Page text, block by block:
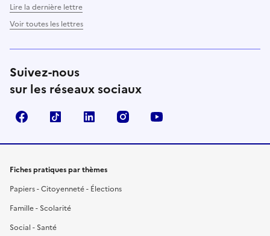
Lire la dernière lettre
Voir toutes les lettres
Suivez-nous
sur les réseaux sociaux
FacebookTikTok LinkedIn Instagram
Fiches pratiques par thèmes
Papiers - Citoyenneté - Élections
Famille - Scolarité
Social - Santé